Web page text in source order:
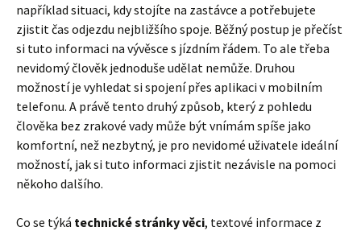
například situaci, kdy stojíte na zastávce a potřebujete
zjistit čas odjezdu nejbližšího spoje. Běžný postup je přečíst
si tuto informaci na vývěsce s jízdním řádem. To ale třeba
nevidomý člověk jednoduše udělat nemůže. Druhou
možností je vyhledat si spojení přes aplikaci v mobilním
telefonu. A právě tento druhý způsob, který z pohledu
člověka bez zrakové vady může být vnímám spíše jako
komfortní, než nezbytný, je pro nevidomé uživatele ideální
možností, jak si tuto informaci zjistit nezávisle na pomoci
někoho dalšího.
Co se týká technické stránky věci, textové informace z